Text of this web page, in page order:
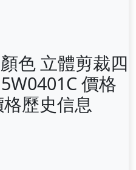
色 立體剪裁四
價格
歷史信息